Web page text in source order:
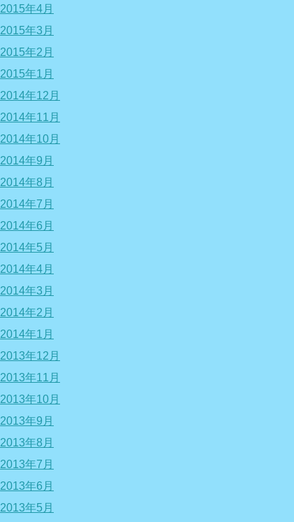
2015年4月
2015年3月
2015年2月
2015年1月
2014年12月
2014年11月
2014年10月
2014年9月
2014年8月
2014年7月
2014年6月
2014年5月
2014年4月
2014年3月
2014年2月
2014年1月
2013年12月
2013年11月
2013年10月
2013年9月
2013年8月
2013年7月
2013年6月
2013年5月